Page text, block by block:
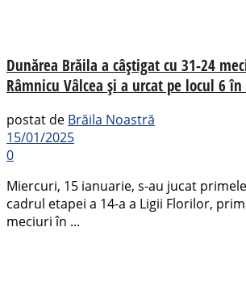
Dunărea Brăila a câștigat cu 31-24
Râmnicu Vâlcea și a urcat pe locul 6
postat de Brăila Noastră
15/01/2025
0
Miercuri, 15 ianuarie, s-au jucat
cadrul etapei a 14-a a Ligii Florilor,
meciuri în ...